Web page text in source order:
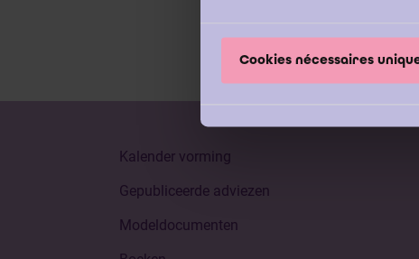
Cookies nécessaires
Kalender vorming
Gepubliceerde adviezen
Modeldocumenten